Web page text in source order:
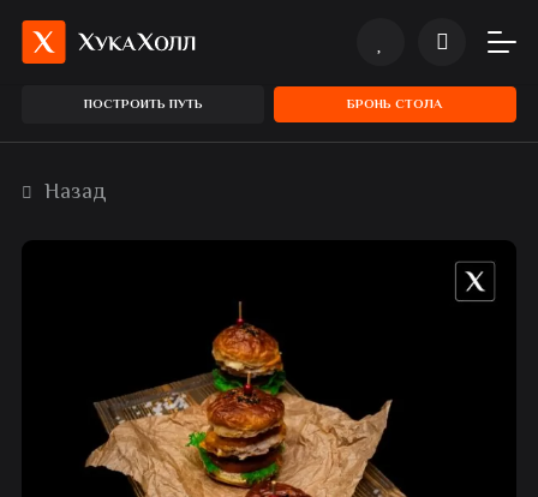
ПОСТРОИТЬ ПУТЬ БРОНЬ СТОЛА
Назад